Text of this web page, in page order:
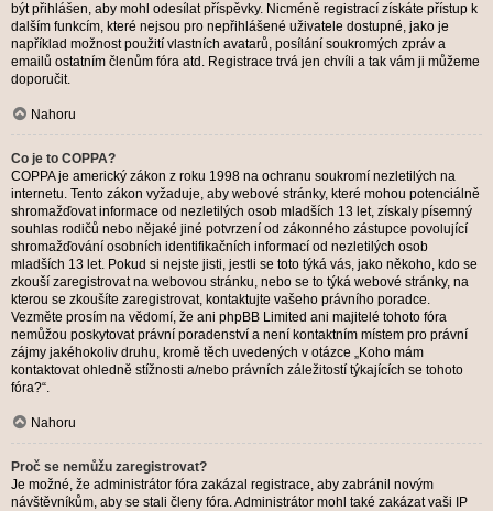
být přihlášen, aby mohl odesílat příspěvky. Nicméně registrací získáte přístup k
dalším funkcím, které nejsou pro nepřihlášené uživatele dostupné, jako je
například možnost použití vlastních avatarů, posílání soukromých zpráv a
emailů ostatním členům fóra atd. Registrace trvá jen chvíli a tak vám ji můžeme
doporučit.
Nahoru
Co je to COPPA?
COPPA je americký zákon z roku 1998 na ochranu soukromí nezletilých na
internetu. Tento zákon vyžaduje, aby webové stránky, které mohou potenciálně
shromažďovat informace od nezletilých osob mladších 13 let, získaly písemný
souhlas rodičů nebo nějaké jiné potvrzení od zákonného zástupce povolující
shromažďování osobních identifikačních informací od nezletilých osob
mladších 13 let. Pokud si nejste jisti, jestli se toto týká vás, jako někoho, kdo se
zkouší zaregistrovat na webovou stránku, nebo se to týká webové stránky, na
kterou se zkoušíte zaregistrovat, kontaktujte vašeho právního poradce.
Vezměte prosím na vědomí, že ani phpBB Limited ani majitelé tohoto fóra
nemůžou poskytovat právní poradenství a není kontaktním místem pro právní
zájmy jakéhokoliv druhu, kromě těch uvedených v otázce „Koho mám
kontaktovat ohledně stížnosti a/nebo právních záležitostí týkajících se tohoto
fóra?“.
Nahoru
Proč se nemůžu zaregistrovat?
Je možné, že administrátor fóra zakázal registrace, aby zabránil novým
návštěvníkům, aby se stali členy fóra. Administrátor mohl také zakázat vaši IP